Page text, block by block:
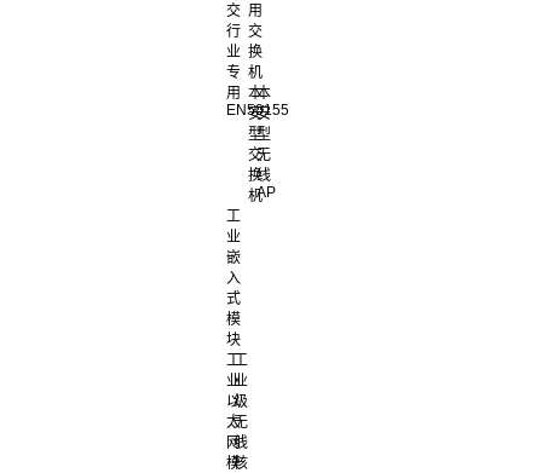
交
行
业
专
用
EN50155
用
交
换
机
本
安
型
交
换
机
本
安
型
无
线
AP
工
业
嵌
入
式
模
块
工
业
以
太
网
模
工
业
级
无
线
核